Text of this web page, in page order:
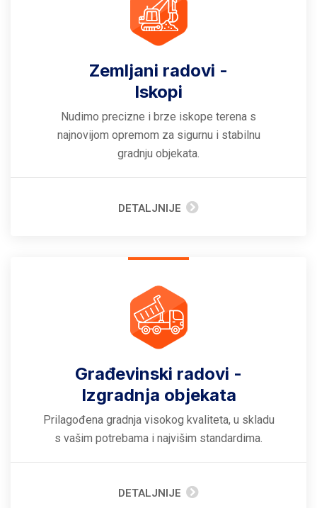
Zemljani radovi -
Iskopi
Nudimo precizne i brze iskope terena s
najnovijom opremom za sigurnu i stabilnu
gradnju objekata.
DETALJNIJE
Građevinski radovi -
Izgradnja objekata
Prilagođena gradnja visokog kvaliteta, u skladu
s vašim potrebama i najvišim standardima.
DETALJNIJE